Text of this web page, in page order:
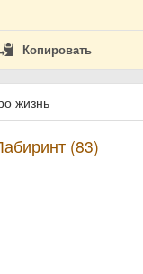
Копировать
жизнь
(83)